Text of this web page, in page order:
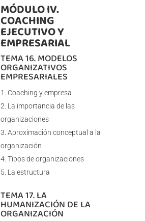
MÓDULO IV.
COACHING
EJECUTIVO Y
EMPRESARIAL
TEMA 16. MODELOS
ORGANIZATIVOS
EMPRESARIALES
Coaching y empresa
La importancia de las
organizaciones
Aproximación conceptual a la
organización
Tipos de organizaciones
La estructura
TEMA 17. LA
HUMANIZACIÓN DE LA
ORGANIZACIÓN